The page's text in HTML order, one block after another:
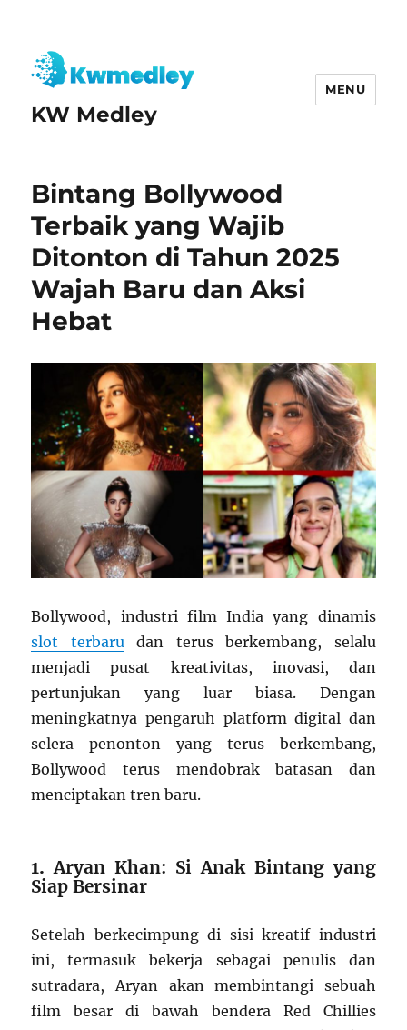
KW Medley
MENU
Bintang Bollywood
Terbaik yang Wajib
Ditonton di Tahun 2025
Wajah Baru dan Aksi
Hebat
Bollywood, industri film India yang dinamis
slot terbarudan terus berkembang, selalu
menjadi pusat kreativitas, inovasi, dan
pertunjukan yang luar biasa. Dengan
meningkatnya pengaruh platform digital dan
selera penonton yang terus berkembang,
Bollywood terus mendobrak batasan dan
menciptakan tren baru.
1.Aryan Khan: Si Anak Bintang yang
Siap Bersinar
Setelah berkecimpung di sisi kreatif industri
ini, termasuk bekerja sebagai penulis dan
sutradara, Aryan akan membintangi sebuah
film besar di bawah bendera Red Chillies